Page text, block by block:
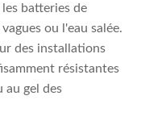
batteries de
ou l'eau salée.
des installations
résistantes
au gel des